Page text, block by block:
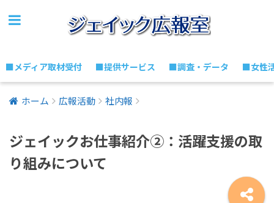
■メディア取材受付 ■提供サービス ■調査・データ ■女性
ホーム 広報活動 社内報
ジェイックお仕事紹介②：活躍支援の取
り組みについて